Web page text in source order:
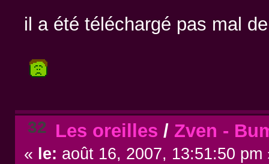
il a été téléchargé pas mal
32 Les oreilles / Zven -
« le: août 16, 2007, 13:51:50 pm